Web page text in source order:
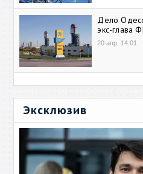
Дело
экс-глава
20 апр, 14:01
Эксклюзив